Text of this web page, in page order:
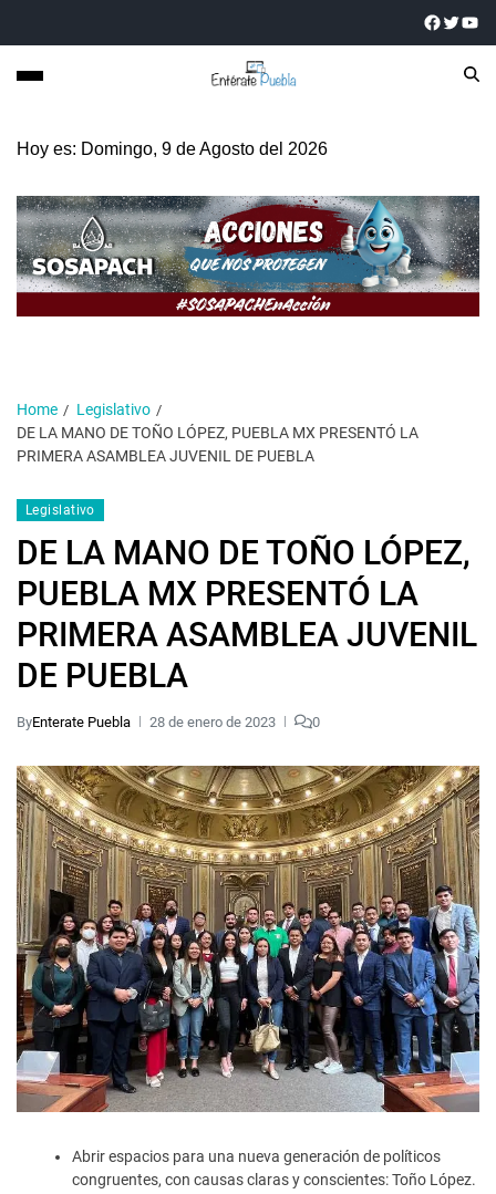
Hoy es: Domingo, 9 de Agosto del 2026
Home
Legislativo
DE LA MANO DE TOÑO LÓPEZ, PUEBLA MX PRESENTÓ LA
PRIMERA ASAMBLEA JUVENIL DE PUEBLA
Legislativo
DE LA MANO DE TOÑO LÓPEZ,
PUEBLA MX PRESENTÓ LA
PRIMERA ASAMBLEA JUVENIL
DE PUEBLA
ByEnterate Puebla 28 de enero de 2023 0
Abrir espacios para una nueva generación de políticos
congruentes, con causas claras y conscientes: Toño López.